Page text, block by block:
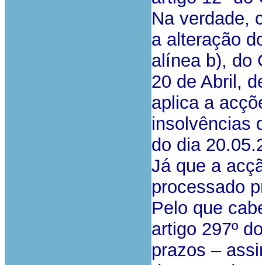
Na verdade,
a alteração
alínea b), do
20 de Abril,
aplica a
insolvências
do dia
Já que a
processado
Pelo que
artigo 297º
prazos –